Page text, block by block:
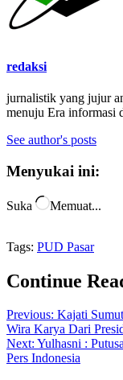
redaksi
jurnalistik yang jujur
menuju Era informasi
See author's posts
Menyukai ini:
Suka Memuat...
Tags: PUD Pasar
Continue
Previous: Kajati
Wira Karya Dari
Next: Yulhasni :
Pers Indonesia